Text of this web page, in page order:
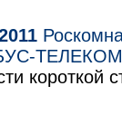
ТЕЛЕКОМ»
короткой